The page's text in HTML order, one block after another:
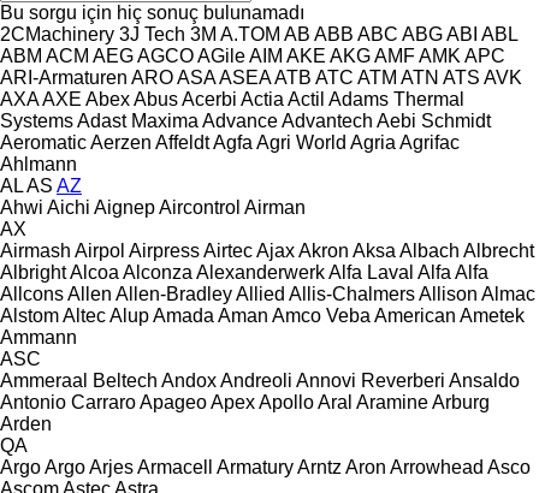
Bu sorgu için hiç sonuç bulunamadı
2CMachinery 3J Tech 3M A.TOM AB ABB ABC ABGABI ABL
ABM ACM AEGAGCOAGileAIM AKE AKGAMFAMK APC
ARI-Armaturen AROASAASEAATB ATC ATM ATN ATS AVK
AXAAXE AbexAbusAcerbi Actia Actil Adams Thermal
SystemsAdast Maxima AdvanceAdvantech Aebi Schmidt
AeromaticAerzen AffeldtAgfa Agri World Agria Agrifac
Ahlmann
ALAS AZ
Ahwi Aichi AignepAircontrol Airman
AX
Airmash Airpol AirpressAirtecAjaxAkron Aksa Albach Albrecht
AlbrightAlcoa Alconza AlexanderwerkAlfa Laval Alfa Alfa
AllconsAllen Allen‑BradleyAllied Allis-ChalmersAllison Almac
AlstomAltecAlupAmada Aman Amco Veba American Ametek
Ammann
ASC
Ammeraal Beltech AndoxAndreoli Annovi Reverberi Ansaldo
Antonio CarraroApageoApexApolloAral AramineArburg
Arden
QA
ArgoArgoArjesArmacell ArmaturyArntz Aron Arrowhead Asco
AscomAstecAstra